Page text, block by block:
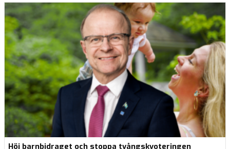
Höj barnbidraget och stoppa tvångskvoteringen